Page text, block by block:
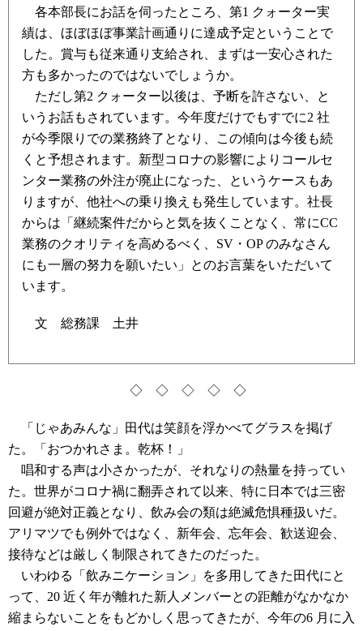
各本部長にお話を伺ったところ、第1 クォーター実
績は、ほぼほぼ事業計画通りに達成予定ということで
した。賞与も従来通り支給され、まずは一安心された
方も多かったのではないでしょうか。
ただし第2 クォーター以後は、予断を許さない、と
いうお話もされています。今年度だけでもすでに2 社
が今季限りでの業務終了となり、この傾向は今後も続
くと予想されます。新型コロナの影響によりコールセ
ンター業務の外注が廃止になった、というケースもあ
りますが、他社への乗り換えも発生しています。社長
からは「継続案件だからと気を抜くことなく、常にCC
業務のクオリティを高めるべく、SV・OP のみなさん
にも一層の努力を願いたい」とのお言葉をいただいて
います。
文 総務課 土井
◇ ◇ ◇ ◇ ◇
「じゃあみんな」田代は笑顔を浮かべてグラスを掲げ
た。「おつかれさま。乾杯！」
唱和する声は小さかったが、それなりの熱量を持ってい
た。世界がコロナ禍に翻弄されて以来、特に日本では三密
回避が絶対正義となり、飲み会の類は絶滅危惧種扱いだ。
アリマツでも例外ではなく、新年会、忘年会、歓送迎会、
接待などは厳しく制限されてきたのだった。
いわゆる「飲みニケーション」を多用してきた田代にと
って、20 近く年が離れた新人メンバーとの距離がなかなか
縮まらないことをもどかしく思ってきたが、今年の6 月に入